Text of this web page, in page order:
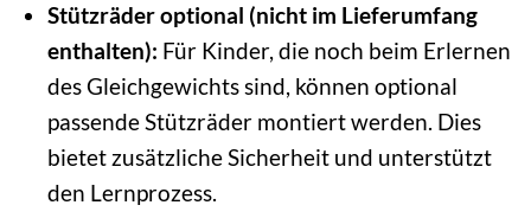
Stützräder optional (nicht im Lieferumfang
enthalten): Für Kinder, die noch beim Erlernen
des Gleichgewichts sind, können optional
passende Stützräder montiert werden. Dies
bietet zusätzliche Sicherheit und unterstützt
den Lernprozess.